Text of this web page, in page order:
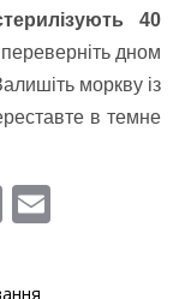
40
дном
моркву із
в темне
Pr
t